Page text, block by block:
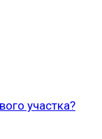
участка?